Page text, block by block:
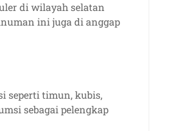
di wilayah selatan
ini juga di anggap
seperti timun, kubis,
sebagai pelengkap